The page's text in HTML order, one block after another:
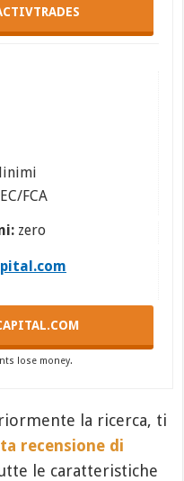
FCA
zero
lose money.
la ricerca, ti
recensione di
le caratteristiche